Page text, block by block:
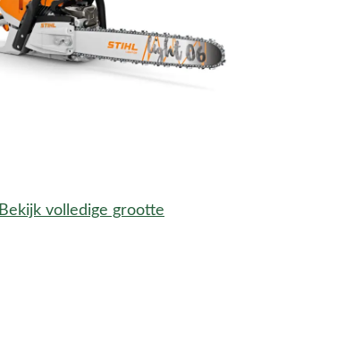
Bekijk volledige grootte